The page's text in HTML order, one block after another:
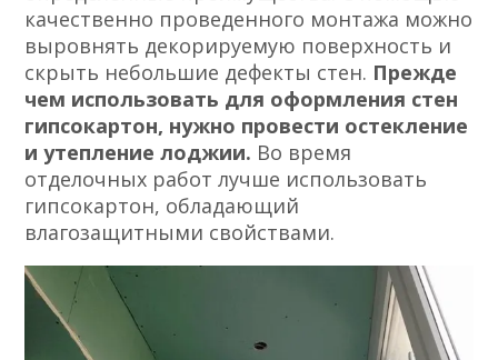
качественно проведенного монтажа можно
выровнять декорируемую поверхность и
скрыть небольшие дефекты стен. Прежде
чем использовать для оформления стен
гипсокартон, нужно провести остекление
и утепление лоджии. Во время
отделочных работ лучше использовать
гипсокартон, обладающий
влагозащитными свойствами.